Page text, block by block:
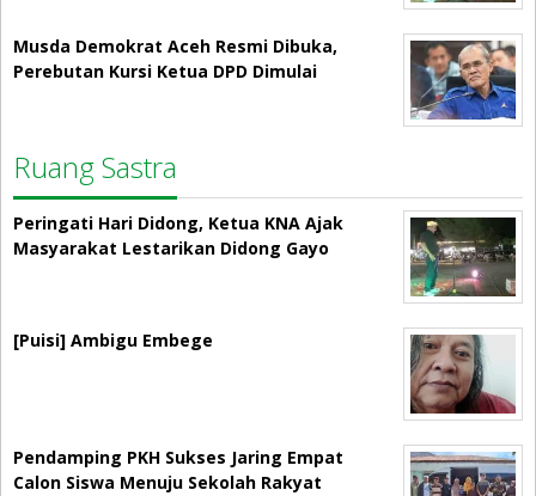
Musda Demokrat Aceh Resmi Dibuka,
Perebutan Kursi Ketua DPD Dimulai
Ruang Sastra
Peringati Hari Didong, Ketua KNA Ajak
Masyarakat Lestarikan Didong Gayo
[Puisi] Ambigu Embege
Pendamping PKH Sukses Jaring Empat
Calon Siswa Menuju Sekolah Rakyat